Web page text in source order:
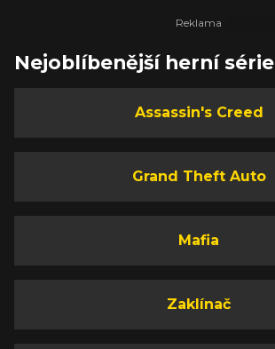
Nejoblíbenější herní série
Assassin's Creed
Grand Theft Auto
Mafia
Zaklínač